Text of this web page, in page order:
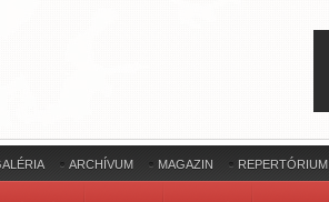
ARCHÍVUM MAGAZIN REPERTÓRIUM